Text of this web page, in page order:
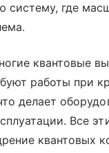
систему, где
квантовые
работы при
делает
Все
квантовых